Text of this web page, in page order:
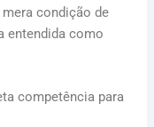
condição de
entendida como
competência para